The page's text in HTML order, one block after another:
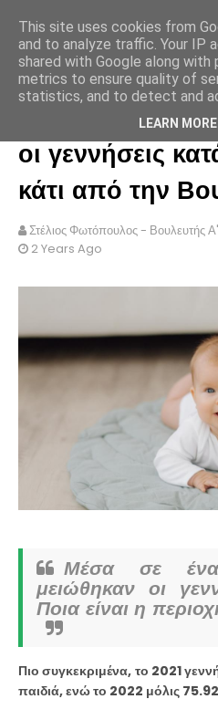
ΣΤΕΛΙΟΣ
Μέσα σε ένα
οι γεννήσεις
κάτι από την
Στέλιος Φωτόπουλος - Βουλευτής Α'
2 Years Ago
Μέσα σε
μειώθηκαν οι
Ποια είναι η
Πιο συγκεκριμένα, το 2021
παιδιά, ενώ το 2022 μόλις
This site uses cookies from
and to analyze traffic. Your IP
shared with Google along
metrics to ensure quality of
statistics, and to detect and
LEARN MORE